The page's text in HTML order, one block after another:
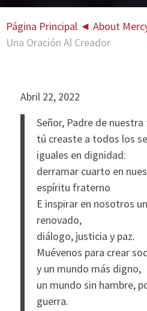
Página Principal ◄ About
Una Oración Al Creador
Abril 22, 2022
Señor, Padre de
tú creaste a todos los
iguales en dignidad:
derramar cuarto en
espíritu fraterno
E inspirar en nosotros
renovado,
diálogo, justicia y paz.
Muévenos para crear
y un mundo más digno,
un mundo sin hambre,
guerra.